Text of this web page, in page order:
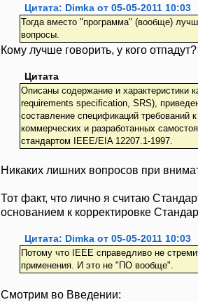
Цитата: Dimka от 05-05-2011 10:03
Тогда вместо "программа" (вообще)
вопросы.
Кому лучше говорить, у кого
Цитата
Описаны содержание и характеристики
requirements specification, SRS),
составление спецификаций требований
коммерческих и разработанных
стандартом IEEE/EIA 12207.1-1997.
Никаких лишних вопросов при
Тот факт, что лично я считаю
основанием к корректировке
Цитата: Dimka от 05-05-2011 10:03
Потому что IEEE справедливо не
применения. И это не "ПО вообще".
Смотрим во Введении: